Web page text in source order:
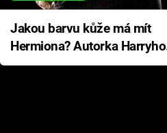
Jakou barvu kůže má mít
Hermiona? Autorka Harryho
Pottera přišla s ráznou